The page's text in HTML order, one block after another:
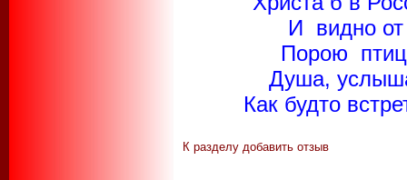
И видно от
Порою
Душа,
Как будто
К разделу добавить отзыв